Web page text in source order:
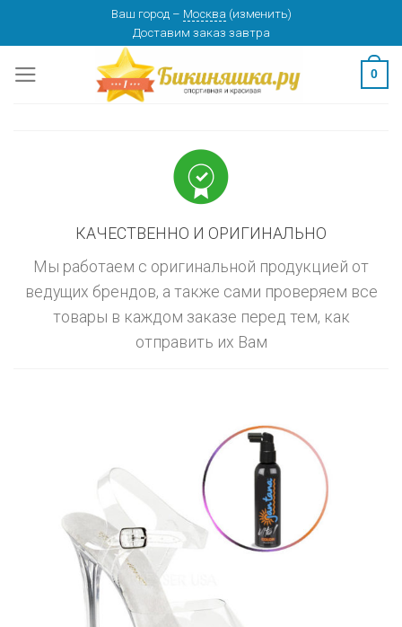
content
Ваш город – Москва (изменить)
Доставим заказ завтра
0
КАЧЕСТВЕННО И ОРИГИНАЛЬНО
Мы работаем с оригинальной продукцией от
ведущих брендов, а также сами проверяем все
товары в каждом заказе перед тем, как
отправить их Вам
изменить